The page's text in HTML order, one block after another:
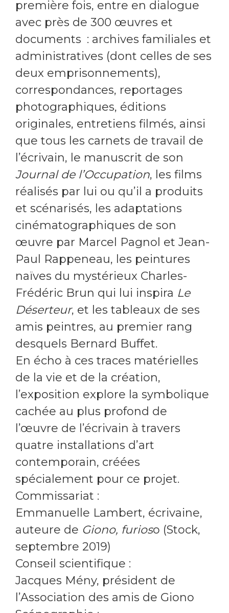
première fois, entre en dialogue
avec près de 300 œuvres et
documents : archives familiales et
administratives (dont celles de ses
deux emprisonnements),
correspondances, reportages
photographiques, éditions
originales, entretiens filmés, ainsi
que tous les carnets de travail de
l’écrivain, le manuscrit de son
Journal de l’Occupation, les films
réalisés par lui ou qu’il a produits
et scénarisés, les adaptations
cinématographiques de son
œuvre par Marcel Pagnol et Jean-
Paul Rappeneau, les peintures
naïves du mystérieux Charles-
Frédéric Brun qui lui inspira Le
Déserteur, et les tableaux de ses
amis peintres, au premier rang
desquels Bernard Buffet.
En écho à ces traces matérielles
de la vie et de la création,
l’exposition explore la symbolique
cachée au plus profond de
l’œuvre de l’écrivain à travers
quatre installations d’art
contemporain, créées
spécialement pour ce projet.
Commissariat :
Emmanuelle Lambert, écrivaine,
auteure de Giono, furioso (Stock,
septembre 2019)
Conseil scientifique :
Jacques Mény, président de
l’Association des amis de Giono